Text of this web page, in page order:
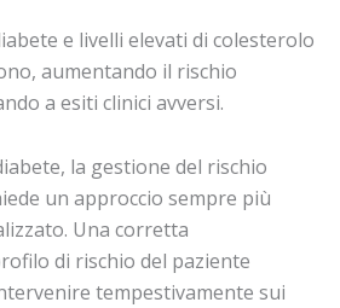
e livelli elevati di colesterolo
aumentando il rischio
a esiti clinici avversi.
la gestione del rischio
un approccio sempre più
Una corretta
di rischio del paziente
tempestivamente sui